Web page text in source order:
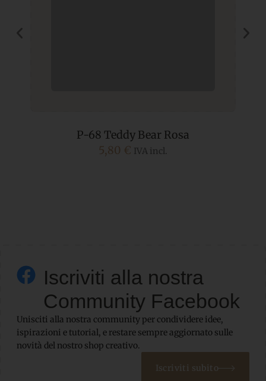
P-68 Teddy Bear Rosa
5,80 € IVA incl.
Iscriviti alla nostra
Community Facebook
Unisciti alla nostra community per condividere idee,
ispirazioni e tutorial, e restare sempre aggiornato sulle
novità del nostro shop creativo.
Iscriviti subito